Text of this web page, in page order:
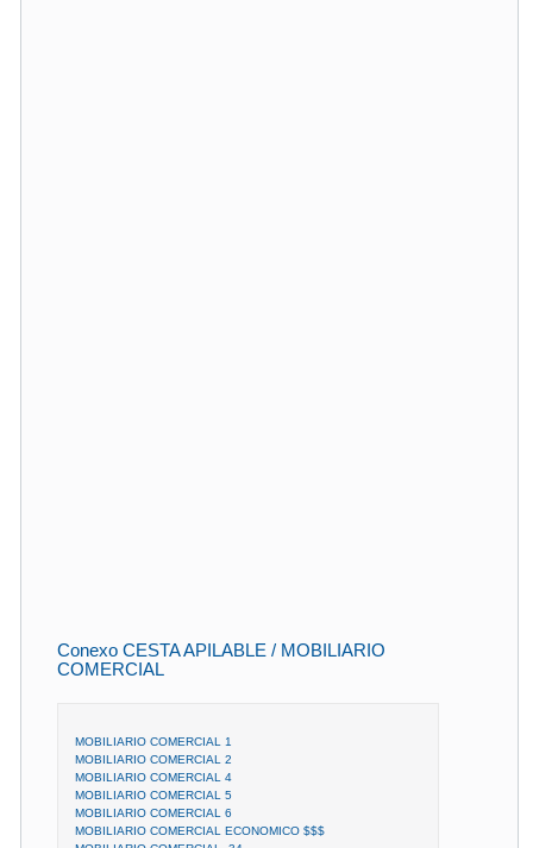
Conexo CESTA APILABLE / MOBILIARIO
COMERCIAL
MOBILIARIO COMERCIAL 1
MOBILIARIO COMERCIAL 2
MOBILIARIO COMERCIAL 4
MOBILIARIO COMERCIAL 5
MOBILIARIO COMERCIAL 6
MOBILIARIO COMERCIAL ECONOMICO $$$